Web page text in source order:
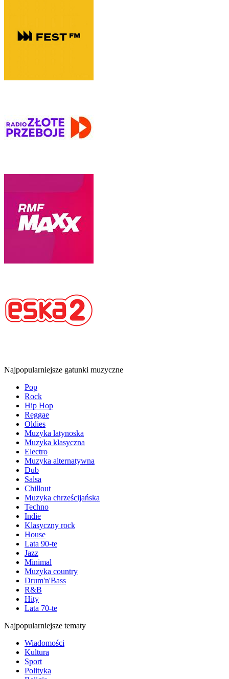
Najpopularniejsze gatunki muzyczne
Pop
Rock
Hip Hop
Reggae
Oldies
Muzyka latynoska
Muzyka klasyczna
Electro
Muzyka alternatywna
Dub
Salsa
Chillout
Muzyka chrześcijańska
Techno
Indie
Klasyczny rock
House
Lata 90-te
Jazz
Minimal
Muzyka country
Drum'n'Bass
R&B
Hity
Lata 70-te
Najpopularniejsze tematy
Wiadomości
Kultura
Sport
Polityka